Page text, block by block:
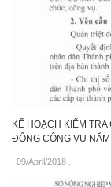
KẾ HOẠCH KIỂM
ĐỘNG CÔNG VỤ
09/April/2018